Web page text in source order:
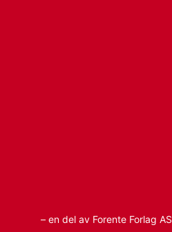
– en del av Forente Forlag AS